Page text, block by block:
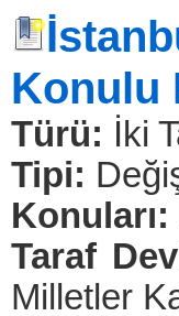
Konulu
Türü: İki
Tipi:
Konuları:
Taraf
Milletler